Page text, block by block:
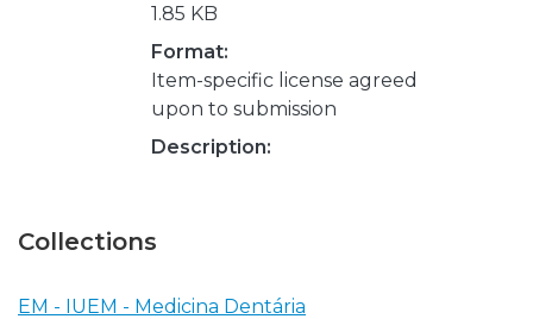
1.85 KB
Format:
Item-specific license agreed
upon to submission
Description:
Collections
EM - IUEM - Medicina Dentária